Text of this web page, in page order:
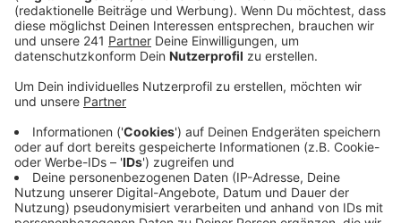
Veröffentlicht:Freitag, 18.07.2025 06:14
Anzeige
Der Austausch beginnt im September. Damit für die
Jugendlichen aber bei uns noch ein Schulplatz
gefunden werden kann, sollte so schnell wie möglich
eine Gastfamilie gefunden werden. Als Gastfamilie
können sich alle bewerben, ob Alleinerziehend,